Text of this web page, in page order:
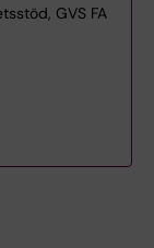
GVS FA